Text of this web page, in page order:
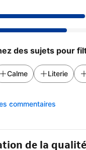
des sujets pour
Calme Literie
commentaires
de la qualité